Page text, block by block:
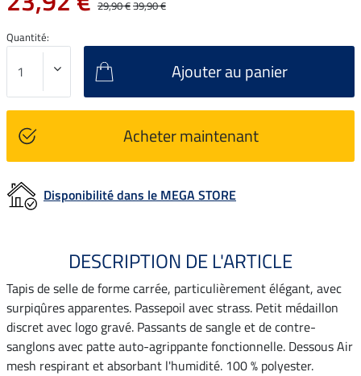
29,90 €39,90 €
Quantité:
Ajouter au panier
Acheter maintenant
Disponibilité dans le MEGA STORE
DESCRIPTION DE L'ARTICLE
Tapis de selle de forme carrée, particulièrement élégant, avec
surpiqûres apparentes. Passepoil avec strass. Petit médaillon
discret avec logo gravé. Passants de sangle et de contre-
sanglons avec patte auto-agrippante fonctionnelle. Dessous Air
mesh respirant et absorbant l'humidité. 100 % polyester.